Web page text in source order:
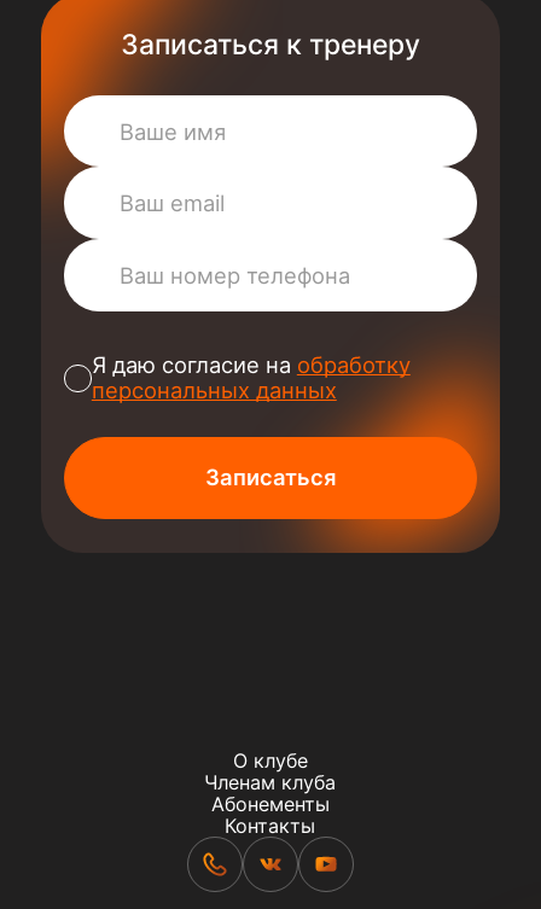
Записаться к тренеру
Я даю согласие на обработку
персональных данных
Записаться
О клубе
Членам клуба
Абонементы
Контакты